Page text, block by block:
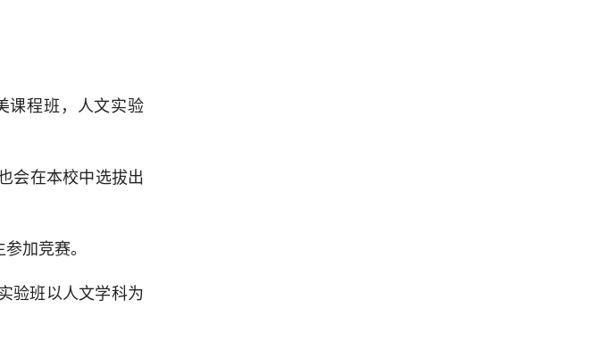
课程班，人文实验
会在本校中选拔出
加竞赛。
验班以人文学科为